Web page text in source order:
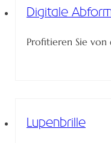
Digitale
Profitieren Sie
Lupenbrille